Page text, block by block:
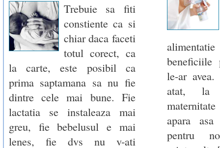
Trebuie sa fiti
constiente ca si
chiar daca faceti
totul corect, ca
la carte, este posibil ca
prima saptamana sa nu fie
dintre cele mai bune. Fie
lactatia se instaleaza mai
greu, fie bebelusul e mai
lenes, fie dvs nu v-ati
beneficiile
le-ar
atat, la
apara
pentru